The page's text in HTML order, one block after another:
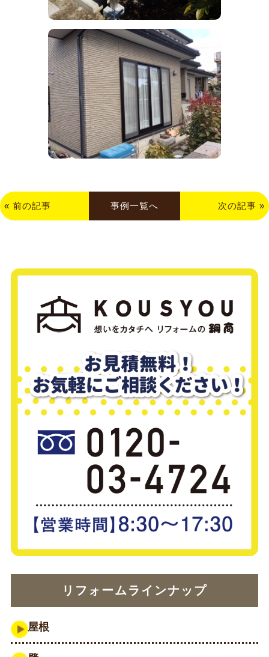
«前の記事 事例一覧へ 次の記事 »
リフォームラインナップ
屋根